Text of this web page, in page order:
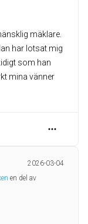
mäklare.
har lotsat mig
som han
mina vänner
2026-03-04
en del av